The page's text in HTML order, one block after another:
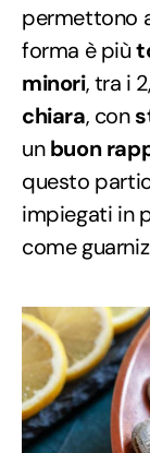
permettono
forma è più
minori, tra i
chiara, con
unbuon
questo
impiegati in
come